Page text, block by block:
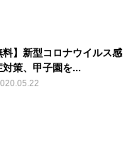
料】新型コロナウイルス感
対策、甲子園を...